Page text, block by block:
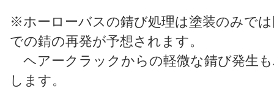
※ホーローバスの錆び処理は塗装のみで
での錆の再発が予想されます。
ヘアークラックからの軽微な錆び発生
します。